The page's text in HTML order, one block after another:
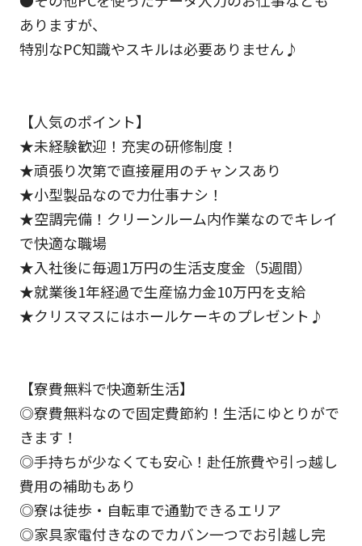
ありますが、
特別なPC知識やスキルは必要ありません♪
【人気のポイント】
★未経験歓迎！充実の研修制度！
★頑張り次第で直接雇用のチャンスあり
★小型製品なので力仕事ナシ！
★空調完備！クリーンルーム内作業なのでキレイ
で快適な職場
★入社後に毎週1万円の生活支度金（5週間）
★就業後1年経過で生産協力金10万円を支給
★クリスマスにはホールケーキのプレゼント♪
【寮費無料で快適新生活】
◎寮費無料なので固定費節約！生活にゆとりがで
きます！
◎手持ちが少なくても安心！赴任旅費や引っ越し
費用の補助もあり
◎寮は徒歩・自転車で通勤できるエリア
◎家具家電付きなのでカバン一つでお引越し完